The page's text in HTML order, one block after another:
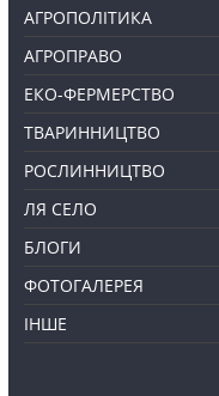
АГРОПОЛІТИКА
АГРОПРАВО
ЕКО-ФЕРМЕРСТВО
ТВАРИННИЦТВО
РОСЛИННИЦТВО
ЛЯ СЕЛО
БЛОГИ
ФОТОГАЛЕРЕЯ
ІНШЕ